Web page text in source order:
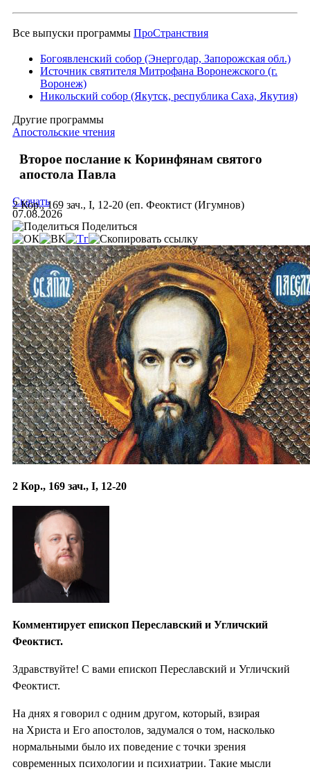
Все выпуски программы ПроСтранствия
Богоявленский собор (Энергодар, Запорожская обл.)
Источник святителя Митрофана Воронежского (г.
Воронеж)
Никольский собор (Якутск, республика Саха, Якутия)
Другие программы
Апостольские чтения
Второе послание к Коринфянам святого
апостола Павла
2 Кор., 169 зач., I, 12-20 (еп. Феоктист (Игумнов)
Скачать
07.08.2026
Поделиться
2 Кор., 169 зач., I, 12-20
Комментирует епископ Переславский и Угличский
Феоктист.
Здравствуйте! С вами епископ Переславский и Угличский
Феоктист.
На днях я говорил с одним другом, который, взирая
на Христа и Его апостолов, задумался о том, насколько
нормальными было их поведение с точки зрения
современных психологии и психиатрии. Такие мысли